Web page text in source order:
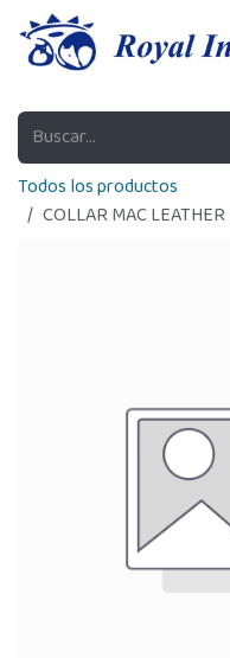
Ir al contenido
Todos los productos
COLLAR MAC